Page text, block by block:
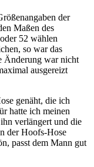
der
Maßen des
52 wählen
so war das
Änderung war nicht
ausgereizt
genäht, die ich
hatte ich meinen
verlängert und die
der Hoofs-Hose
passt dem Mann gut